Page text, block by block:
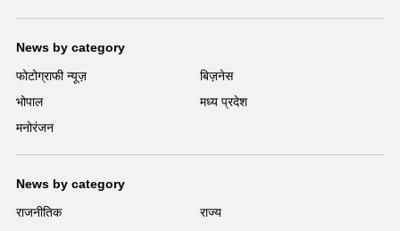
News by category
फोटोग्राफी न्यूज़
बिज़नेस
भोपाल
मध्य प्रदेश
मनोरंजन
News by category
राजनीतिक
राज्य